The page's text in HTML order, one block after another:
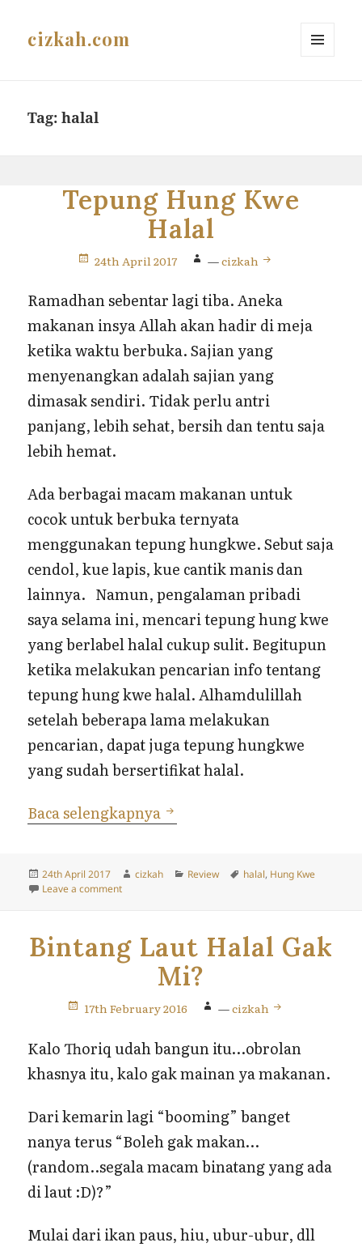
cizkah.com
Tag:halal
Tepung Hung Kwe
Halal
24th April 2017 —cizkah
Ramadhan sebentar lagi tiba. Aneka
makanan insya Allah akan hadir di meja
ketika waktu berbuka. Sajian yang
menyenangkan adalah sajian yang
dimasak sendiri. Tidak perlu antri
panjang, lebih sehat, bersih dan tentu saja
lebih hemat.
Ada berbagai macam makanan untuk
cocok untuk berbuka ternyata
menggunakan tepung hungkwe. Sebut saja
cendol, kue lapis, kue cantik manis dan
lainnya. Namun, pengalaman pribadi
saya selama ini, mencari tepung hung kwe
yang berlabel halal cukup sulit. Begitupun
ketika melakukan pencarian info tentang
tepung hung kwe halal. Alhamdulillah
setelah beberapa lama melakukan
pencarian, dapat juga tepung hungkwe
yang sudah bersertifikat halal.
Baca selengkapnya Tepung Hung Kwe Halal
Posted
on
24th April 2017 Author
cizkah Categories
Review Tags
halal, Hung Kwe
Leave a commenton Tepung Hung Kwe Halal
Bintang Laut Halal Gak
Mi?
17th February 2016 —cizkah
Kalo Thoriq udah bangun itu…obrolan
khasnya itu, kalo gak mainan ya makanan.
Dari kemarin lagi “booming” banget
nanya terus “Boleh gak makan…
(random..segala macam binatang yang ada
di laut :D)?”
Mulai dari ikan paus, hiu, ubur-ubur, dll